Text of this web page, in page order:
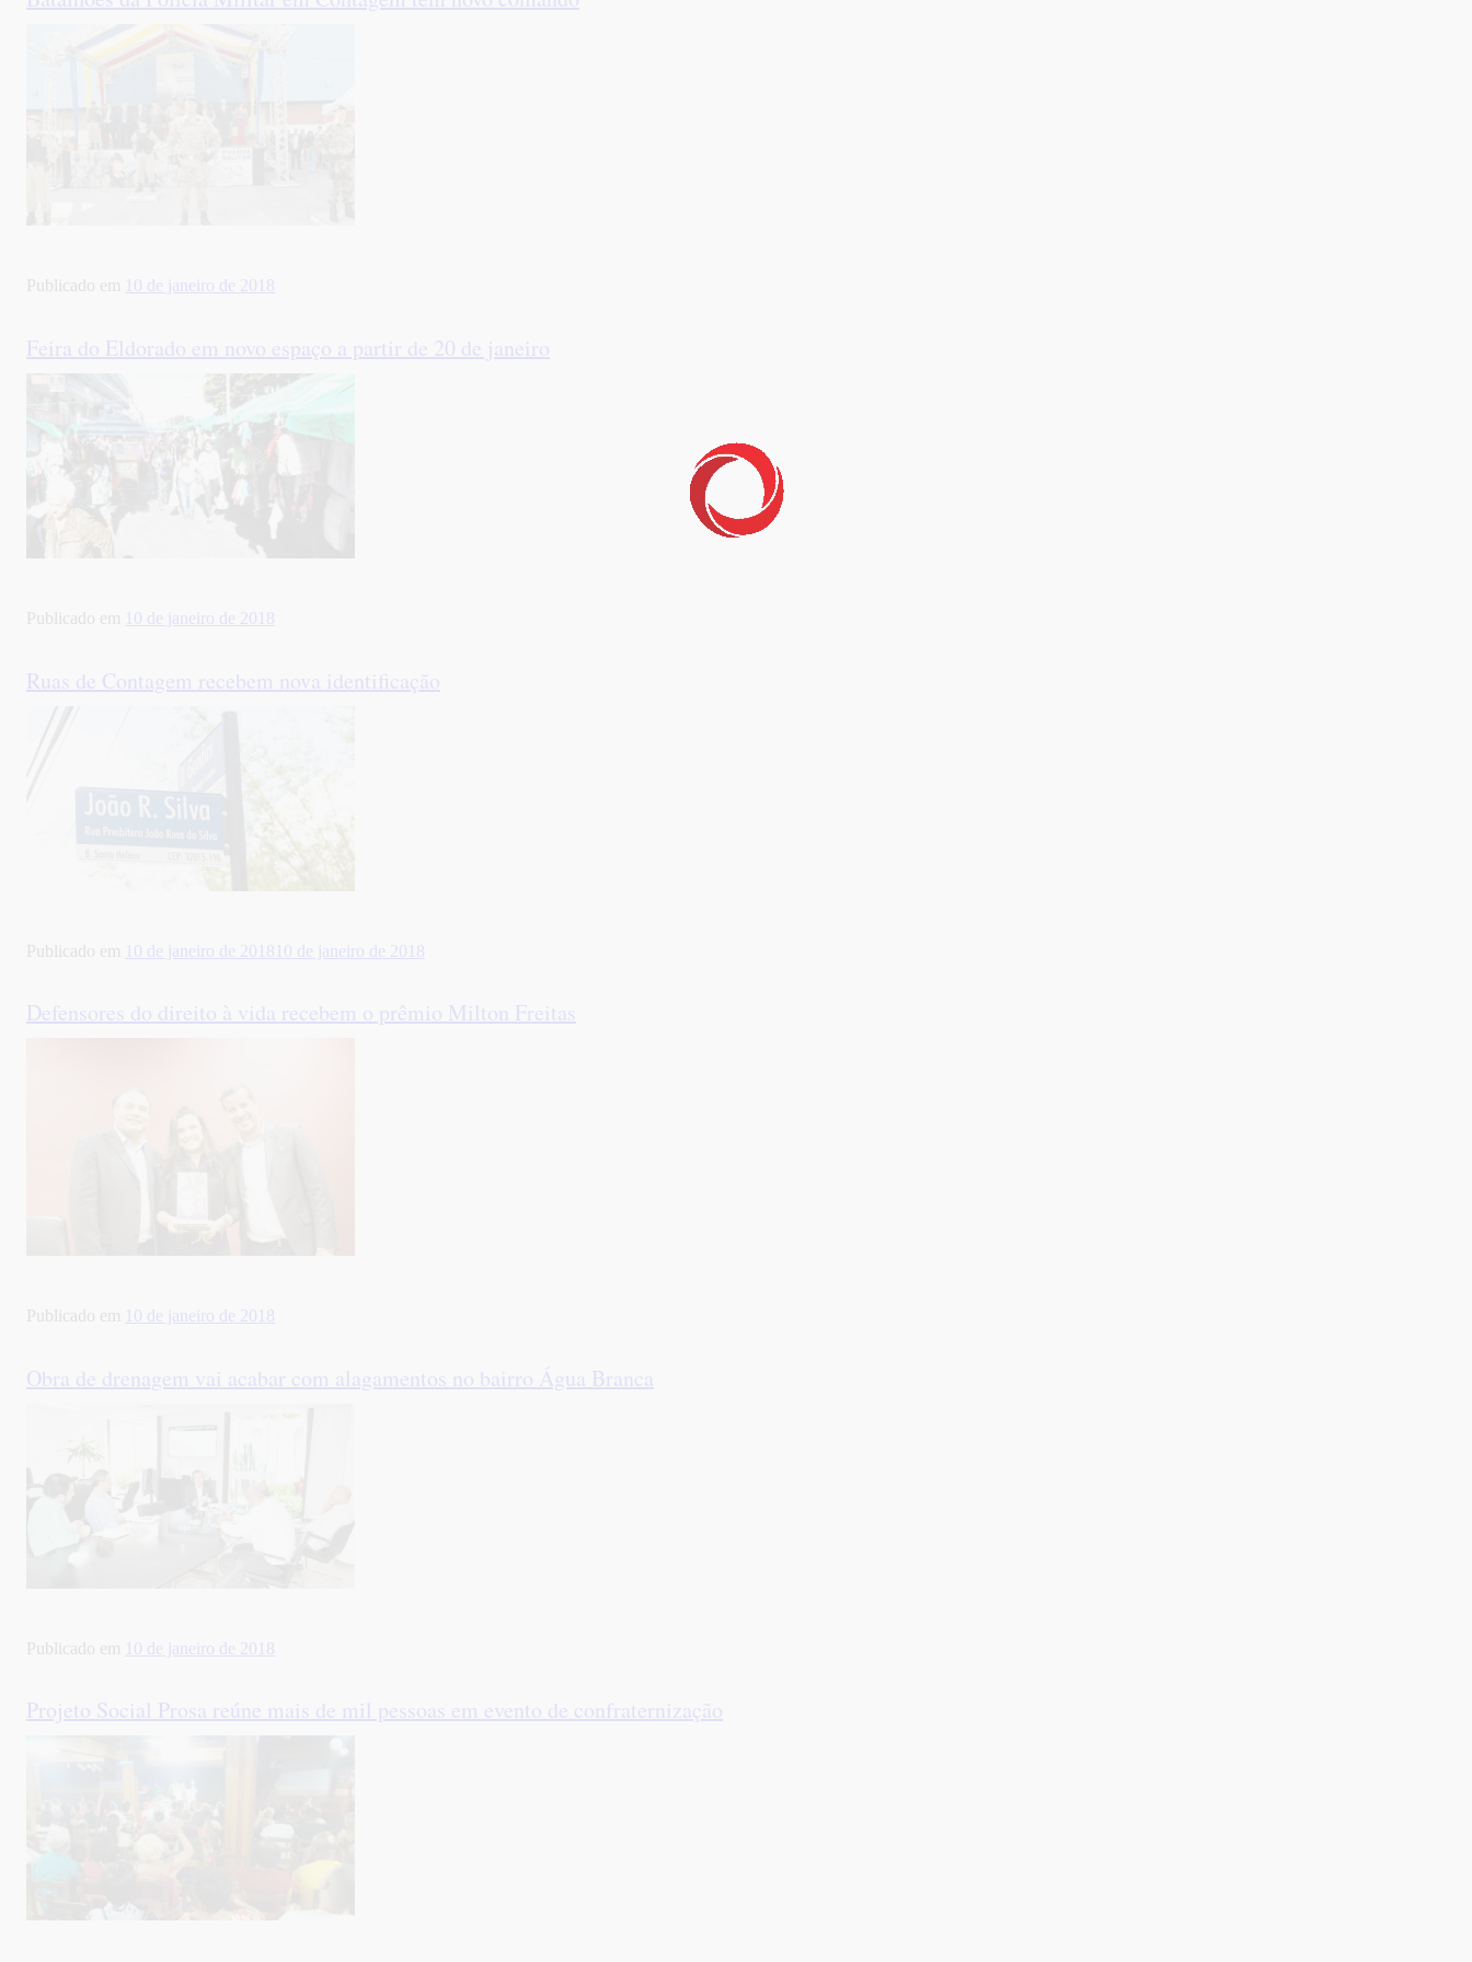
Publicado em 10 de janeiro de 2018
Feira do Eldorado em novo espaço a partir de 20 de janeiro
Publicado em 10 de janeiro de 2018
Ruas de Contagem recebem nova identificação
Publicado em 10 de janeiro de 2018 10 de janeiro de 2018
Defensores do direito à vida recebem o prêmio Milton Freitas
Publicado em 10 de janeiro de 2018
Obra de drenagem vai acabar com alagamentos no bairro Água Branca
Publicado em 10 de janeiro de 2018
Projeto Social Prosa reúne mais de mil pessoas em evento de confraternização